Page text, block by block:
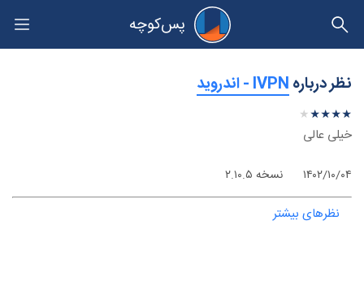
پس‌کوچه
حریم خصوصی
نظر درباره‫IVPN - اندروید
★★★★★
★
★
★
★
★
خیلی عالی
۱۴۰۲/۱۰/۰۴ نسخه ۲.۱۰.۵
نظرهای بیشتر